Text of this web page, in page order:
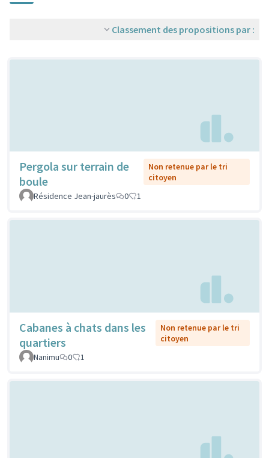
Classement des propositions par :
Pergola sur terrain de
boule
Non retenue par le tri
citoyen
Résidence Jean-jaurès
0 1
Cabanes à chats dans les
quartiers
Non retenue par le tri
citoyen
Nanimu
0 1